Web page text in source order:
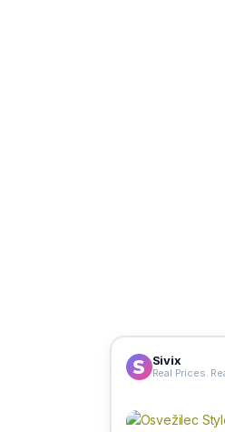
Sivix
Real Prices.